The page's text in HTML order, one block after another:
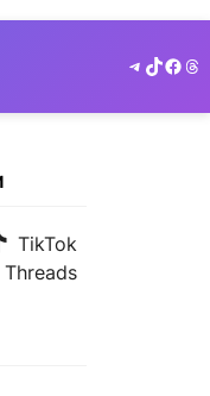
Telegram
TikTok
TikTok
Threads